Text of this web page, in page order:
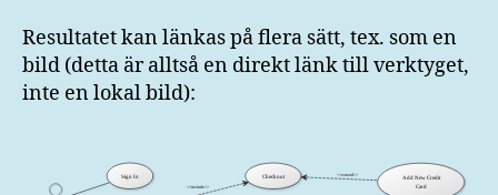
Resultatet kan länkas på flera sätt, tex. som en
bild (detta är alltså en direkt länk till verktyget,
inte en lokal bild):